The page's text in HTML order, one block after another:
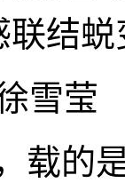
联结蜕
雪莹
的是